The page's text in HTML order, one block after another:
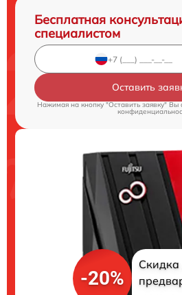
Бесплатная
специалистом
Оставить
Нажимая на кнопку "Оставить заявку" Вы
-20%
Скидка